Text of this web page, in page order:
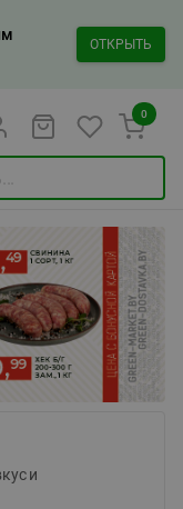
ОТКРЫТЬ
0
и